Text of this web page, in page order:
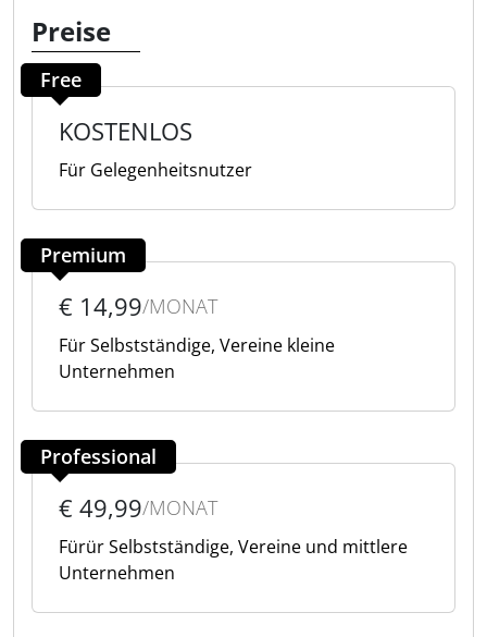
Preise
Free
KOSTENLOS
Für Gelegenheitsnutzer
Premium
€ 14,99/MONAT
Für Selbstständige, Vereine kleine
Unternehmen
Professional
€ 49,99/MONAT
Fürür Selbstständige, Vereine und mittlere
Unternehmen